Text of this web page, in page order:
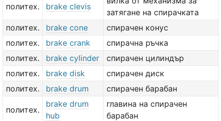
политех. brake clevis
затягане на спирачката
политех.
brake cone
спирачен конус
политех.
brake crank
спирачна ръчка
политех.
brake cylinder
спирачен цилиндър
политех.
brake disk
спирачен диск
политех.
brake drum спирачен барабан
политех.
brake drum
hub
главина на спирачен
барабан